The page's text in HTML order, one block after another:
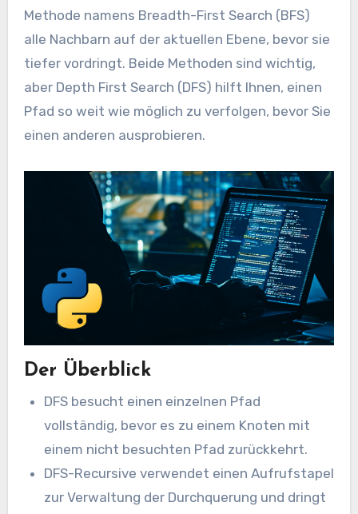
Methode namens Breadth-First Search (BFS)
alle Nachbarn auf der aktuellen Ebene, bevor sie
tiefer vordringt. Beide Methoden sind wichtig,
aber Depth First Search (DFS) hilft Ihnen, einen
Pfad so weit wie möglich zu verfolgen, bevor Sie
einen anderen ausprobieren.
Der Überblick
DFS besucht einen einzelnen Pfad
vollständig, bevor es zu einem Knoten mit
einem nicht besuchten Pfad zurückkehrt.
DFS-Recursive verwendet einen Aufrufstapel
zur Verwaltung der Durchquerung und dringt